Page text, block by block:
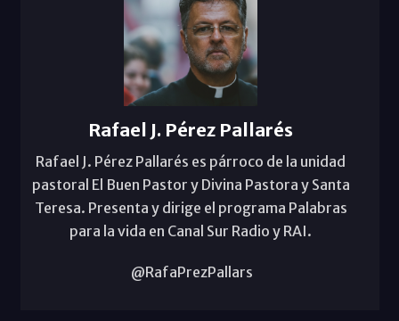
Rafael J. Pérez Pallarés
Rafael J. Pérez Pallarés es párroco de la unidad
pastoral El Buen Pastor y Divina Pastora y Santa
Teresa. Presenta y dirige el programa Palabras
para la vida en Canal Sur Radio y RAI.
@RafaPrezPallars